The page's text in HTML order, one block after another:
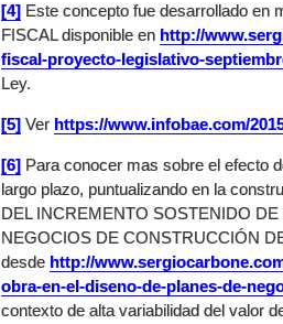
[4] Este concepto fue desarrollado en
FISCAL disponible en http://
fiscal-proyecto-legislativo-
Ley.
[5] Ver https://www.infobae.com/
[6] Para conocer mas sobre el efecto
largo plazo, puntualizando en la
DEL INCREMENTO SOSTENIDO
NEGOCIOS DE CONSTRUCCIÓN
desde http://
obra-en-el-diseno-de-planes-de-
contexto de alta variabilidad del valor